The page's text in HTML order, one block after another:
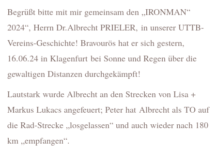
Begrüßt bitte mit mir gemeinsam den „IRONMAN“
2024“, Herrn Dr.Albrecht PRIELER, in unserer UTTB-
Vereins-Geschichte! Bravourös hat er sich gestern,
16.06.24 in Klagenfurt bei Sonne und Regen über die
gewaltigen Distanzen durchgekämpft!
Lautstark wurde Albrecht an den Strecken von Lisa +
Markus Lukacs angefeuert; Peter hat Albrecht als TO auf
die Rad-Strecke „losgelassen“ und auch wieder nach 180
km „empfangen“.